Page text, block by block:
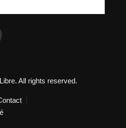
All rights reserved.